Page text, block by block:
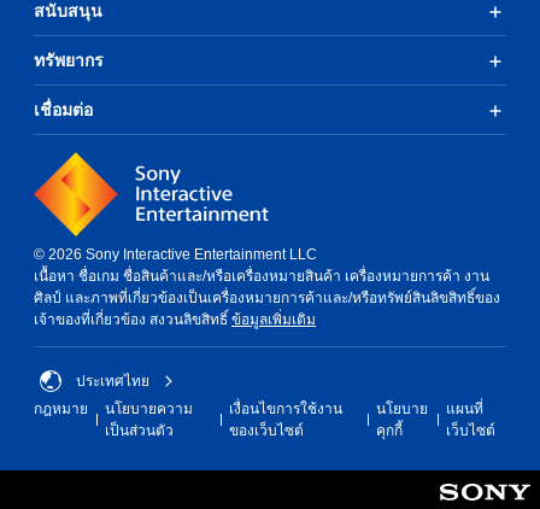
สนับสนุน
ทรัพยากร
เชื่อมต่อ
© 2026 Sony Interactive Entertainment LLC
เนื้อหา ชื่อเกม ชื่อสินค้าและ/หรือเครื่องหมายสินค้า เครื่องหมายการค้า งาน
ศิลป์ และภาพที่เกี่ยวข้องเป็นเครื่องหมายการค้าและ/หรือทรัพย์สินลิขสิทธิ์ของ
เจ้าของที่เกี่ยวข้อง สงวนลิขสิทธิ์ ข้อมูลเพิ่มเติม
ประเทศไทย
กฎหมาย
นโยบายความ
เป็นส่วนตัว
เงื่อนไขการใช้งาน
ของเว็บไซต์
นโยบาย
คุกกี้
แผนที่
เว็บไซต์